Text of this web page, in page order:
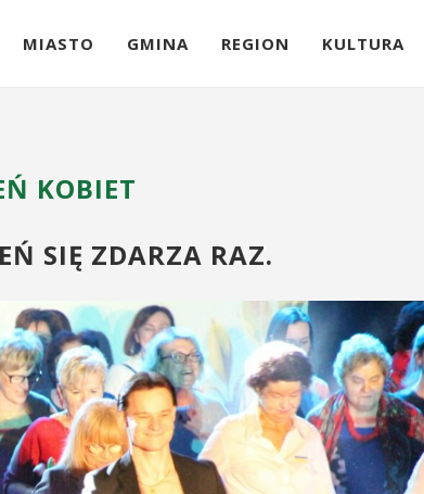
MIASTO GMINA REGION KULTURA
KOBIET
SIĘ ZDARZA RAZ.